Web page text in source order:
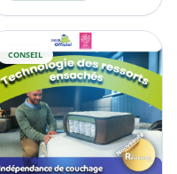
CONSEIL